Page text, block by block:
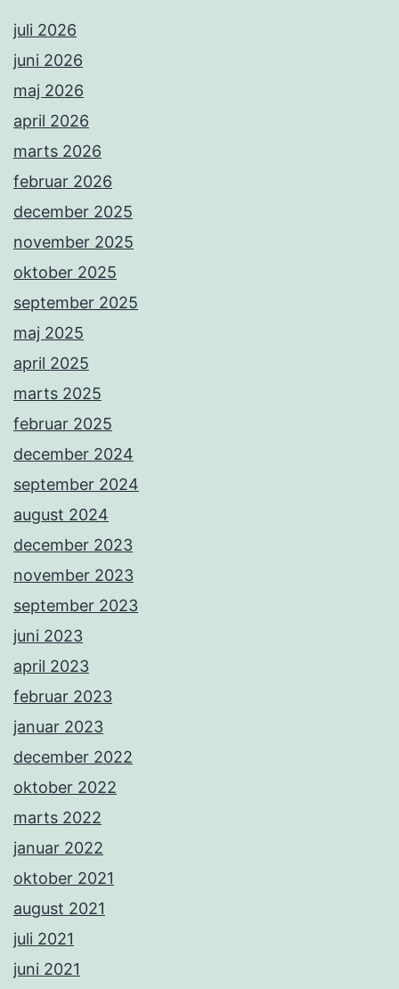
juli 2026
juni 2026
maj 2026
april 2026
marts 2026
februar 2026
december 2025
november 2025
oktober 2025
september 2025
maj 2025
april 2025
marts 2025
februar 2025
december 2024
september 2024
august 2024
december 2023
november 2023
september 2023
juni 2023
april 2023
februar 2023
januar 2023
december 2022
oktober 2022
marts 2022
januar 2022
oktober 2021
august 2021
juli 2021
juni 2021